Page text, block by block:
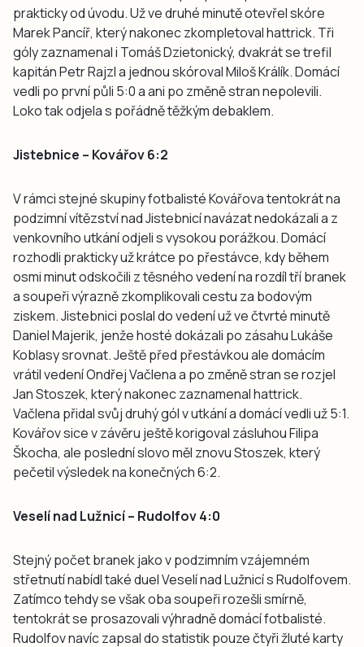
prakticky od úvodu. Už ve druhé minutě otevřel skóre
Marek Pancíř, který nakonec zkompletoval hattrick. Tři
góly zaznamenal i Tomáš Dzietonický, dvakrát se trefil
kapitán Petr Rajzl a jednou skóroval Miloš Králík. Domácí
vedli po první půli 5:0 a ani po změně stran nepolevili.
Loko tak odjela s pořádně těžkým debaklem.
Jistebnice – Kovářov 6:2
V rámci stejné skupiny fotbalisté Kovářova tentokrát na
podzimní vítězství nad Jistebnicí navázat nedokázali a z
venkovního utkání odjeli s vysokou porážkou. Domácí
rozhodli prakticky už krátce po přestávce, kdy během
osmi minut odskočili z těsného vedení na rozdíl tří branek
a soupeři výrazně zkomplikovali cestu za bodovým
ziskem. Jistebnici poslal do vedení už ve čtvrté minutě
Daniel Majerik, jenže hosté dokázali po zásahu Lukáše
Koblasy srovnat. Ještě před přestávkou ale domácím
vrátil vedení Ondřej Vačlena a po změně stran se rozjel
Jan Stoszek, který nakonec zaznamenal hattrick.
Vačlena přidal svůj druhý gól v utkání a domácí vedli už 5:1.
Kovářov sice v závěru ještě korigoval zásluhou Filipa
Škocha, ale poslední slovo měl znovu Stoszek, který
pečetil výsledek na konečných 6:2.
Veselí nad Lužnicí – Rudolfov 4:0
Stejný počet branek jako v podzimním vzájemném
střetnutí nabídl také duel Veselí nad Lužnicí s Rudolfovem.
Zatímco tehdy se však oba soupeři rozešli smírně,
tentokrát se prosazovali výhradně domácí fotbalisté.
Rudolfov navíc zapsal do statistik pouze čtyři žluté karty